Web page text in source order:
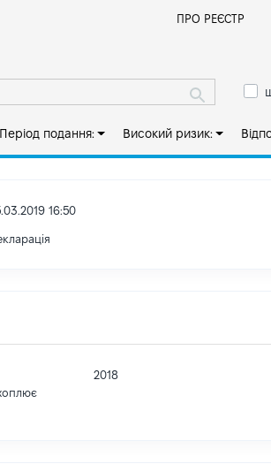
ПРО РЕЄСТР
Період подання: Високий ризик:
16:50
2018